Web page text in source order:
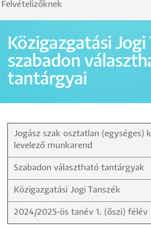
Felvételizőknek
Közigazgatási Jogi
szabadon
tantárgyai
Jogász szak osztatlan (egységes)
levelező munkarend
Szabadon választható tantárgyak
Közigazgatási Jogi Tanszék
2024/2025-ös tanév 1. (őszi) félév